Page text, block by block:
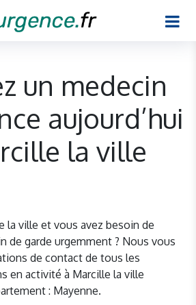
un medecin
aujourd’hui
la ville
la ville et vous avez besoin de
de garde urgemment ? Nous vous
de contact de tous les
en activité à Marcille la ville
: Mayenne.